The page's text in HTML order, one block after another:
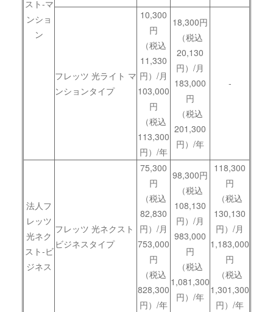
スト-マ
ンショ
ン
フレッツ 光ライト マ
ンションタイプ
10,300
円
（税込
11,330
円）/月
103,000
円
（税込
113,300
円）/年
18,300円
（税込
20,130
円）/月
183,000
円
（税込
201,300
円）/年
-
法人フ
レッツ
光ネク
スト-ビ
ジネス
フレッツ 光ネクスト
ビジネスタイプ
75,300
円
（税込
82,830
円）/月
753,000
円
（税込
828,300
円）/年
98,300円
（税込
108,130
円）/月
983,000
円
（税込
1,081,300
円）/年
118,300
円
（税込
130,130
円）/月
1,183,000
円
（税込
1,301,300
円）/年